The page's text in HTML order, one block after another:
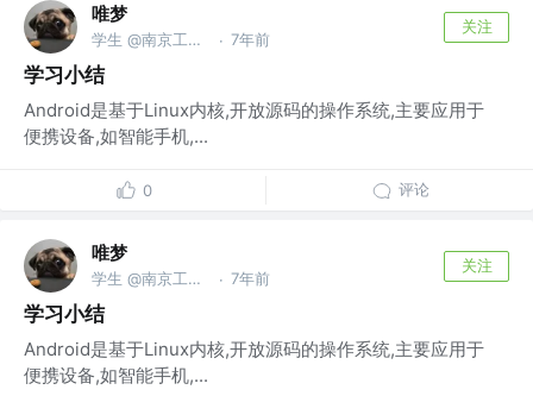
唯梦
学生 @南京工业职业技术学院 · 7年前
关注
学习小结
Android是基于Linux内核,开放源码的操作系统,主要应用于
便携设备,如智能手机,...
0 评论
唯梦
学生 @南京工业职业技术学院 · 7年前
关注
学习小结
Android是基于Linux内核,开放源码的操作系统,主要应用于
便携设备,如智能手机,...